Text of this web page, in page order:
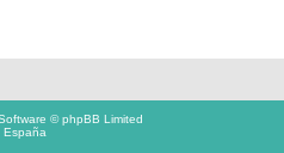
© phpBB Limited
España